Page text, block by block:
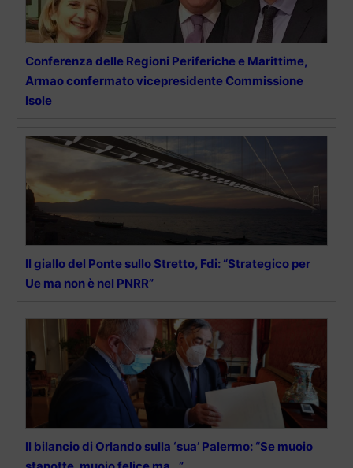
Conferenza delle Regioni Periferiche e Marittime,
Armao confermato vicepresidente Commissione
Isole
Il giallo del Ponte sullo Stretto, Fdi: “Strategico per
Ue ma non è nel PNRR”
Il bilancio di Orlando sulla ‘sua’ Palermo: “Se muoio